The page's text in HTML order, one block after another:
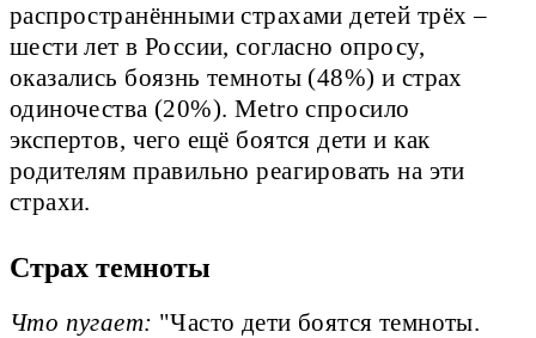
распространёнными страхами детей трёх –
шести лет в России, согласно опросу,
оказались боязнь темноты (48%) и страх
одиночества (20%). Metro спросило
экспертов, чего ещё боятся дети и как
родителям правильно реагировать на эти
страхи.
Страх темноты
Что пугает: "Часто дети боятся темноты.